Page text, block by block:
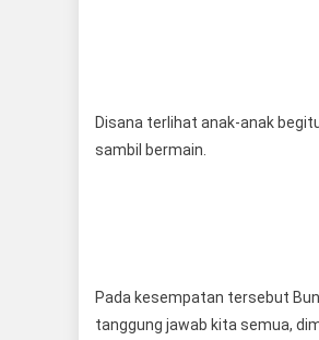
Disana terlihat anak-anak
sambil bermain.
Pada kesempatan tersebut
tanggung jawab kita semua,